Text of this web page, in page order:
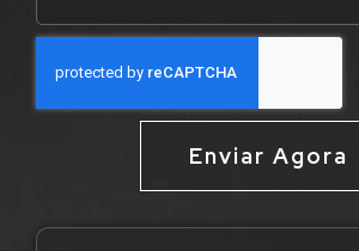
Enviar Agora